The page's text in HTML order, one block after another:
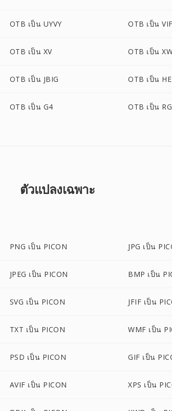
OTB เป็น UYVY OTB เป็น
OTB เป็น XV OTB เป็น
OTB เป็น JBIG OTB เป็น
OTB เป็น G4 OTB เป็น
ตัวแปลงเฉพาะ
PNG เป็น PICON JPG เป็น
JPEG เป็น PICON BMP เป็น
SVG เป็น PICON JFIF เป็น
TXT เป็น PICON WMF เป็น
PSD เป็น PICON GIF เป็น
AVIF เป็น PICON XPS เป็น